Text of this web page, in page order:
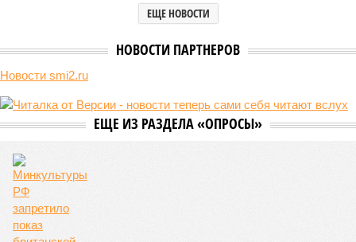
ЕЩЕ НОВОСТИ
НОВОСТИ ПАРТНЕРОВ
Новости smi2.ru
ЕЩЕ ИЗ РАЗДЕЛА «ОПРОСЫ»